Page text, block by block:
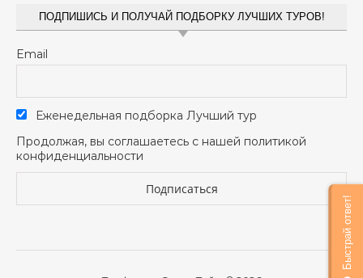
ПОДПИШИСЬ И ПОЛУЧАЙ ПОДБОРКУ ЛУЧШИХ ТУРОВ!
Email
Еженедельная подборка Лучший тур
Продолжая, вы соглашаетесь с нашей политикой
конфиденциальности
Быстрай ответ!